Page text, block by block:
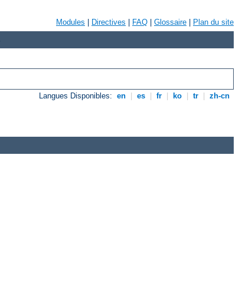
Modules Directives FAQ Glossaire Plan du site
Langues Disponibles: en es fr ko tr zh-cn